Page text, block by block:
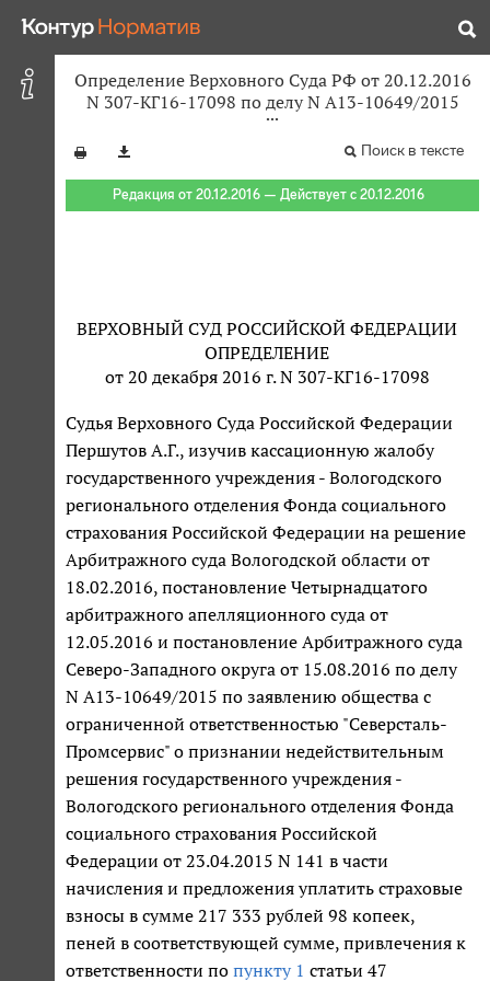
Определение Верховного Суда РФ от 20.12.2016
N 307-КГ16-17098 по делу N А13-10649/2015
Поиск в тексте
Редакция от 20.12.2016 — Действует с 20.12.2016
ВЕРХОВНЫЙ СУД РОССИЙСКОЙ ФЕДЕРАЦИИ
ОПРЕДЕЛЕНИЕ
от 20 декабря 2016 г. N 307-КГ16-17098
Судья Верховного Суда Российской Федерации
Першутов А.Г., изучив кассационную жалобу
государственного учреждения - Вологодского
регионального отделения Фонда социального
страхования Российской Федерации на решение
Арбитражного суда Вологодской области от
18.02.2016, постановление Четырнадцатого
арбитражного апелляционного суда от
12.05.2016 и постановление Арбитражного суда
Северо-Западного округа от 15.08.2016 по делу
N А13-10649/2015 по заявлению общества с
ограниченной ответственностью "Северсталь-
Промсервис" о признании недействительным
решения государственного учреждения -
Вологодского регионального отделения Фонда
социального страхования Российской
Федерации от 23.04.2015 N 141 в части
начисления и предложения уплатить страховые
взносы в сумме 217 333 рублей 98 копеек,
пеней в соответствующей сумме, привлечения к
ответственности по пункту 1 статьи 47